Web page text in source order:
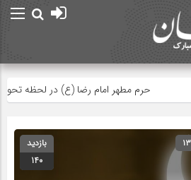
حرم مطهر امام رضا (ع) در لحظه تحویل
بازدید
140